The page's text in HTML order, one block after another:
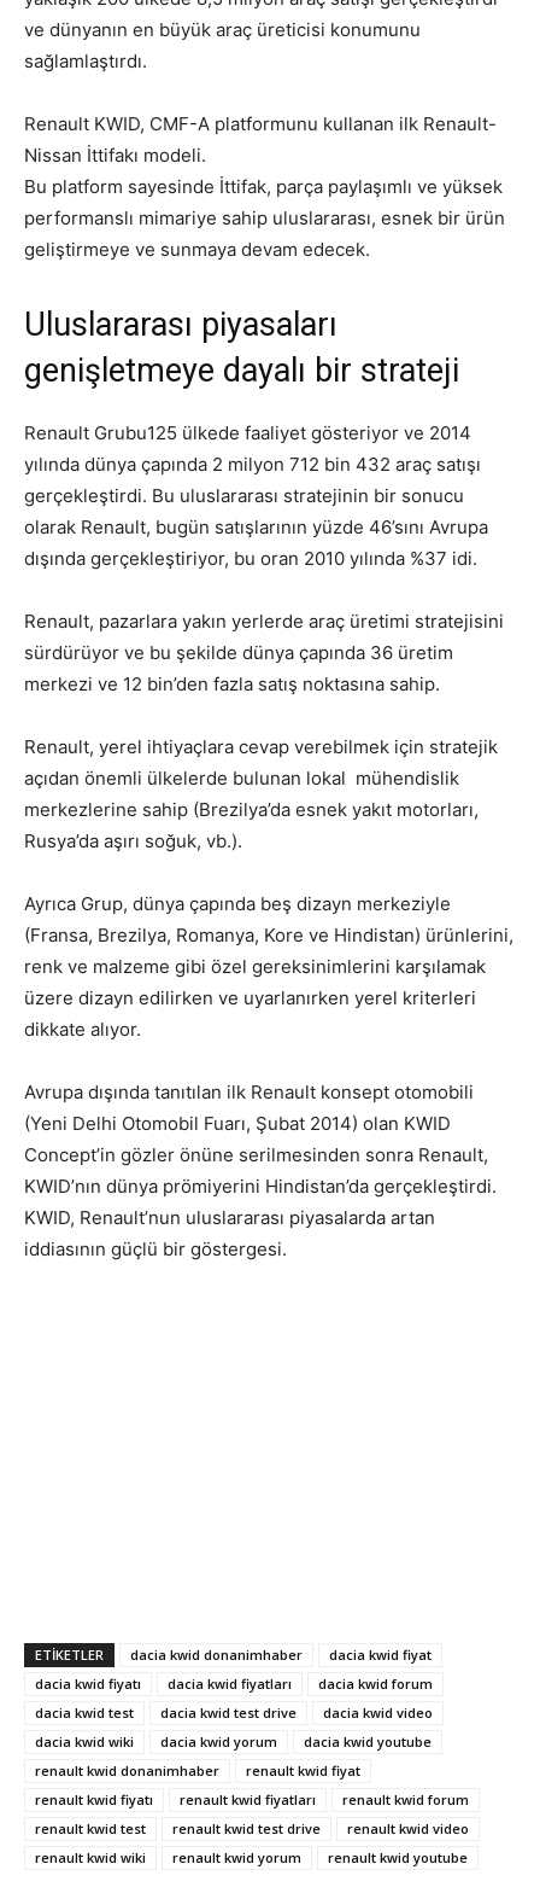
ve dünyanın en büyük araç üreticisi konumunu
sağlamlaştırdı.
Renault KWID, CMF-A platformunu kullanan ilk Renault-
Nissan İttifakı modeli.
Bu platform sayesinde İttifak, parça paylaşımlı ve yüksek
performanslı mimariye sahip uluslararası, esnek bir ürün
geliştirmeye ve sunmaya devam edecek.
Uluslararası piyasaları
genişletmeye dayalı bir strateji
Renault Grubu125 ülkede faaliyet gösteriyor ve 2014
yılında dünya çapında 2 milyon 712 bin 432 araç satışı
gerçekleştirdi. Bu uluslararası stratejinin bir sonucu
olarak Renault, bugün satışlarının yüzde 46’sını Avrupa
dışında gerçekleştiriyor, bu oran 2010 yılında %37 idi.
Renault, pazarlara yakın yerlerde araç üretimi stratejisini
sürdürüyor ve bu şekilde dünya çapında 36 üretim
merkezi ve 12 bin’den fazla satış noktasına sahip.
Renault, yerel ihtiyaçlara cevap verebilmek için stratejik
açıdan önemli ülkelerde bulunan lokal mühendislik
merkezlerine sahip (Brezilya’da esnek yakıt motorları,
Rusya’da aşırı soğuk, vb.).
Ayrıca Grup, dünya çapında beş dizayn merkeziyle
(Fransa, Brezilya, Romanya, Kore ve Hindistan) ürünlerini,
renk ve malzeme gibi özel gereksinimlerini karşılamak
üzere dizayn edilirken ve uyarlanırken yerel kriterleri
dikkate alıyor.
Avrupa dışında tanıtılan ilk Renault konsept otomobili
(Yeni Delhi Otomobil Fuarı, Şubat 2014) olan KWID
Concept’in gözler önüne serilmesinden sonra Renault,
KWID’nın dünya prömiyerini Hindistan’da gerçekleştirdi.
KWID, Renault’nun uluslararası piyasalarda artan
iddiasının güçlü bir göstergesi.
ETIKETLER dacia kwid donanimhaber
dacia kwid fiyat
dacia kwid fiyatı
dacia kwid fiyatları
dacia kwid forum
dacia kwid test
dacia kwid test drive
dacia kwid video
dacia kwid wiki
dacia kwid yorum
dacia kwid youtube
renault kwid donanimhaber
renault kwid fiyat
renault kwid fiyatı
renault kwid fiyatları
renault kwid forum
renault kwid test
renault kwid test drive
renault kwid video
renault kwid wiki
renault kwid yorum renault kwid youtube